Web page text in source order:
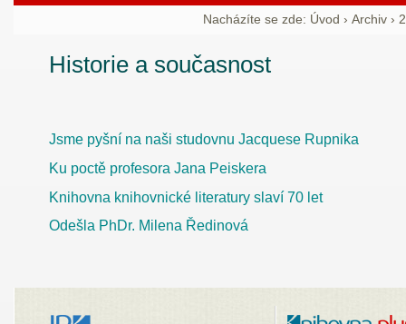
Nacházíte se zde: Úvod › Archiv ›
Historie a současnost
Jsme pyšní na naši studovnu Jacquese Rupnika
Ku poctě profesora Jana Peiskera
Knihovna knihovnické literatury slaví 70 let
Odešla PhDr. Milena Ředinová